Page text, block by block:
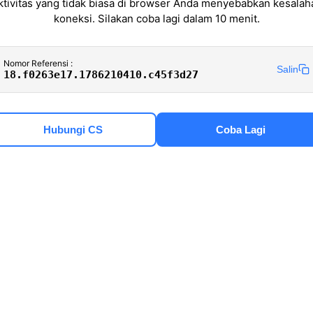
yang tidak biasa di browser Anda menyebabkan
koneksi. Silakan coba lagi dalam 10 menit.
Nomor Referensi :
18.f0263e17.1786210410.c45f3d27 Salin
Hubungi CS Coba Lagi